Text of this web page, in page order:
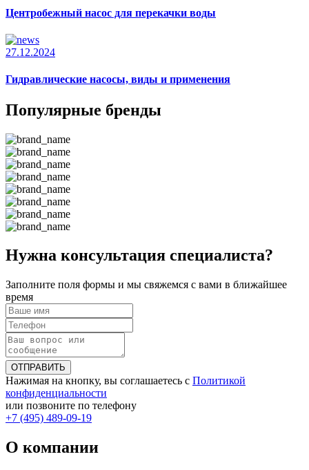
Центробежный насос для перекачки воды
27.12.2024
Гидравлические насосы, виды и применения
Популярные бренды
Нужна консультация специалиста?
Заполните поля формы и мы свяжемся с вами в ближайшее
время
ОТПРАВИТЬ
Нажимая на кнопку, вы соглашаетесь с Политикой
конфиденциальности
или позвоните по телефону
+7 (495) 489-09-19
О компании